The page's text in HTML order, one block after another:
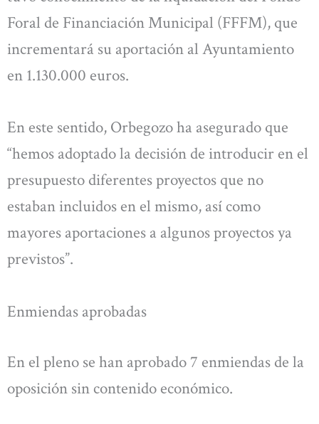
Foral de Financiación Municipal (FFFM), que
incrementará su aportación al Ayuntamiento
en 1.130.000 euros.
En este sentido, Orbegozo ha asegurado que
“hemos adoptado la decisión de introducir en el
presupuesto diferentes proyectos que no
estaban incluidos en el mismo, así como
mayores aportaciones a algunos proyectos ya
previstos”.
Enmiendas aprobadas
En el pleno se han aprobado 7 enmiendas de la
oposición sin contenido económico.